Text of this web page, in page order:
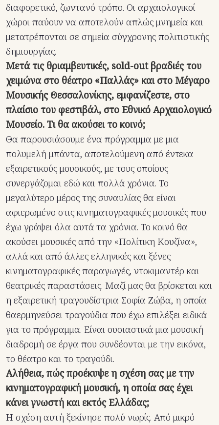
διαφορετικό, ζωντανό τρόπο. Οι αρχαιολογικοί
χώροι παύουν να αποτελούν απλώς μνημεία και
μετατρέπονται σε σημεία σύγχρονης πολιτιστικής
δημιουργίας.
Μετά τις θριαμβευτικές, sold-out βραδιές του
χειμώνα στο θέατρο «Παλλάς» και στο Μέγαρο
Μουσικής Θεσσαλονίκης, εμφανίζεστε, στο
πλαίσιο του φεστιβάλ, στο Εθνικό Αρχαιολογικό
Μουσείο. Τι θα ακούσει το κοινό;
Θα παρουσιάσουμε ένα πρόγραμμα με μια
πολυμελή μπάντα, αποτελούμενη από έντεκα
εξαιρετικούς μουσικούς, με τους οποίους
συνεργάζομαι εδώ και πολλά χρόνια. Το
μεγαλύτερο μέρος της συναυλίας θα είναι
αφιερωμένο στις κινηματογραφικές μουσικές που
έχω γράψει όλα αυτά τα χρόνια. Το κοινό θα
ακούσει μουσικές από την «Πολίτικη Κουζίνα»,
αλλά και από άλλες ελληνικές και ξένες
κινηματογραφικές παραγωγές, ντοκιμαντέρ και
θεατρικές παραστάσεις. Μαζί μας θα βρίσκεται και
η εξαιρετική τραγουδίστρια Σοφία Ζώβα, η οποία
θαερμηνεύσει τραγούδια που έχω επιλέξει ειδικά
για το πρόγραμμα. Είναι ουσιαστικά μια μουσική
διαδρομή σε έργα που συνδέονται με την εικόνα,
το θέατρο και το τραγούδι.
Αλήθεια, πώς προέκυψε η σχέση σας με την
κινηματογραφική μουσική, η οποία σας έχει
κάνει γνωστή και εκτός Ελλάδας;
Η σχέση αυτή ξεκίνησε πολύ νωρίς. Από μικρό